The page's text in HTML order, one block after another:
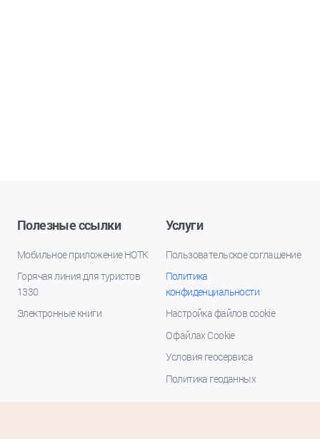
Полезные ссылки
Мобильное приложение НОТК
Горячая линия для туристов
1330
Электронные книги
Услуги
Пользовательское соглашение
Политика
конфиденциальности
Настройка файлов cookie
О файлах Cookie
Условия геосервиса
Политика геоданных